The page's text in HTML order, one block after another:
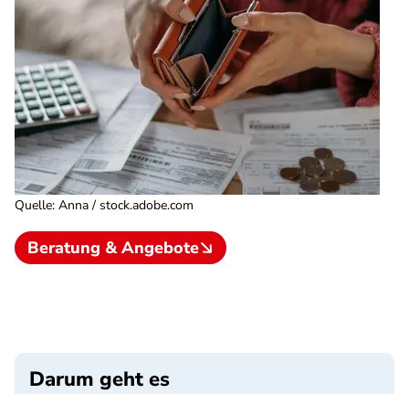
Quelle: Anna / stock.adobe.com
Beratung & Angebote
Darum geht es